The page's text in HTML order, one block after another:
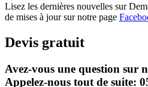
Lisez les dernières nouvelles sur
de mises à jour sur notre page
Devis gratuit
Avez-vous une question sur
Appelez-nous tout de suite: